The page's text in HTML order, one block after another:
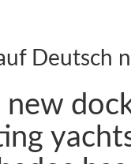
Deutsch
new